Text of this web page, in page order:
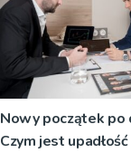
Nowy początek po
Czym jest upadłość